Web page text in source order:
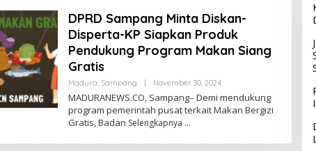
DPRD Sampang Minta Diskan-
Disperta-KP Siapkan Produk
Pendukung Program Makan Siang
Gratis
Madura, Sampang November 30, 2024Oleh
MADURANEWS.CO, Sampang– Demi mendukung
program pemerintah pusat terkait Makan Bergizi
Gratis, Badan Selengkapnya